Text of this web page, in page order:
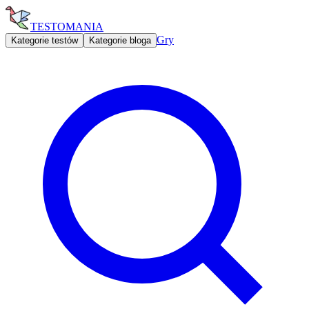
TESTOMANIA
Kategorie testów Kategorie bloga Gry